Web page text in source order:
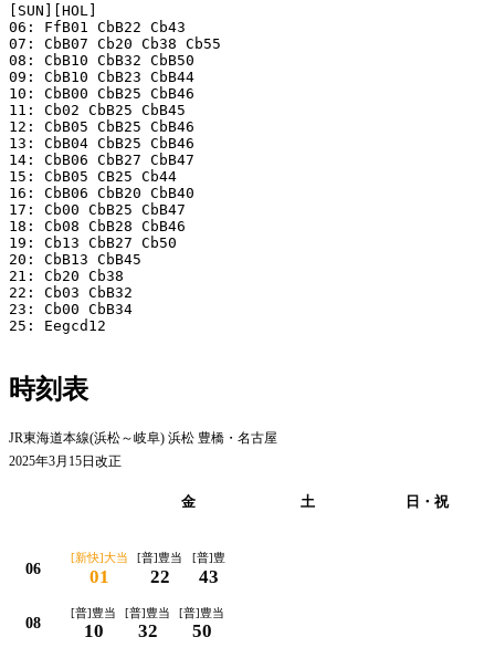
[SUN][HOL]
06: FfB01 CbB22 Cb43
07: CbB07 Cb20 Cb38 Cb55
08: CbB10 CbB32 CbB50
09: CbB10 CbB23 CbB44
10: CbB00 CbB25 CbB46
11: Cb02 CbB25 CbB45
12: CbB05 CbB25 CbB46
13: CbB04 CbB25 CbB46
14: CbB06 CbB27 CbB47
15: CbB05 CB25 Cb44
16: CbB06 CbB20 CbB40
17: Cb00 CbB25 CbB47
18: Cb08 CbB28 CbB46
19: Cb13 CbB27 Cb50
20: CbB13 CbB45
21: Cb20 Cb38
22: Cb03 CbB32
23: Cb00 CbB34
25: Eegcd12
時刻表
JR東海道本線(浜松～岐阜) 浜松 豊橋・名古屋
2025年3月15日改正
金 土 日・祝
06
[新快]大当
01
[普]豊当
22
[普]豊
43
08
[普]豊当
10
[普]豊当
32
[普]豊当
50